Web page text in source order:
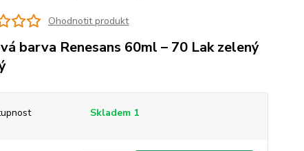
Ohodnotit produkt
barva Renesans 60ml – 70 Lak zelený
Skladem 1